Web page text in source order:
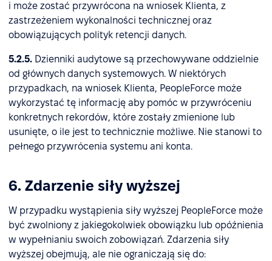
i może zostać przywrócona na wniosek Klienta, z
zastrzeżeniem wykonalności technicznej oraz
obowiązujących polityk retencji danych.
5.2.5. Dzienniki audytowe są przechowywane oddzielnie
od głównych danych systemowych. W niektórych
przypadkach, na wniosek Klienta, PeopleForce może
wykorzystać tę informację aby pomóc w przywróceniu
konkretnych rekordów, które zostały zmienione lub
usunięte, o ile jest to technicznie możliwe. Nie stanowi to
pełnego przywrócenia systemu ani konta.
6. Zdarzenie siły wyższej
W przypadku wystąpienia siły wyższej PeopleForce może
być zwolniony z jakiegokolwiek obowiązku lub opóźnienia
w wypełnianiu swoich zobowiązań. Zdarzenia siły
wyższej obejmują, ale nie ograniczają się do: